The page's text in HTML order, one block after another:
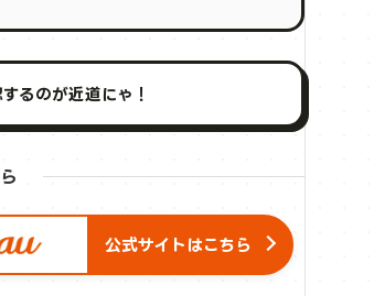
るのが近道にゃ！
公式サイトはこちら